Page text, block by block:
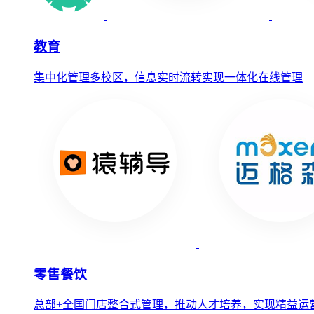
教育
集中化管理多校区，信息实时流转实现一体化在线管理
零售餐饮
总部+全国门店整合式管理，推动人才培养，实现精益运